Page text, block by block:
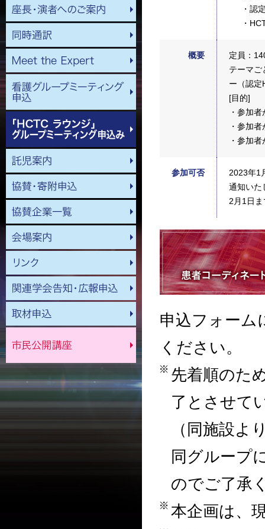
・認
・
概要
定員：
テーマご
ー（認定
[目的]
・参加
・参加
・参加
参加可否
2023年1
通知いた
2月1日
申込フォーム
ください。
先着順のた
了とさせて
（同施設よ
同グループ
のでご了承
本企画は、